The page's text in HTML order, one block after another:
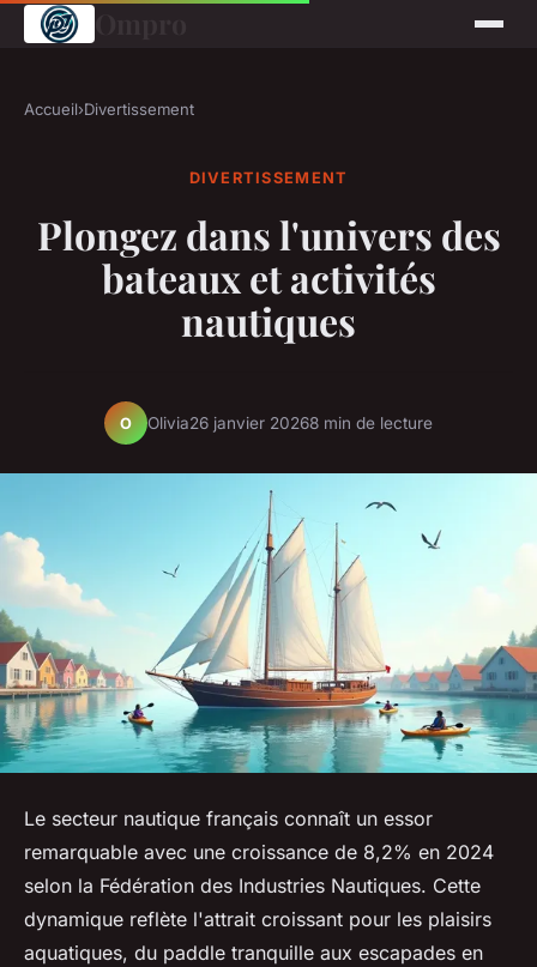
Accueil›Divertissement
DIVERTISSEMENT
Plongez dans l'univers des
bateaux et activités
nautiques
O Olivia26 janvier 20268 min de lecture
Le secteur nautique français connaît un essor
remarquable avec une croissance de 8,2% en 2024
selon la Fédération des Industries Nautiques. Cette
dynamique reflète l'attrait croissant pour les plaisirs
aquatiques, du paddle tranquille aux escapades en